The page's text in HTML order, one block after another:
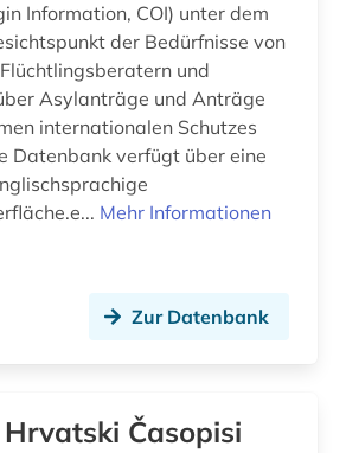
Information, COI) unter dem
der Bedürfnisse von
und
Asylanträge und Anträge
internationalen Schutzes
Datenbank verfügt über eine
Mehr Informationen
Zur Datenbank
Časopisi